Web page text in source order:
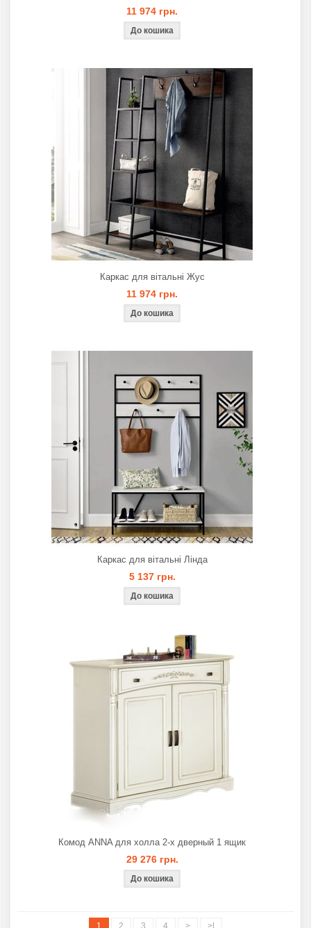
11 974 грн.
Каркас для вітальнi Жус
11 974 грн.
Каркас для вітальнi Лінда
5 137 грн.
Комод ANNA для холла 2-х дверный 1 ящик
29 276 грн.
1 2 3 4 > >|